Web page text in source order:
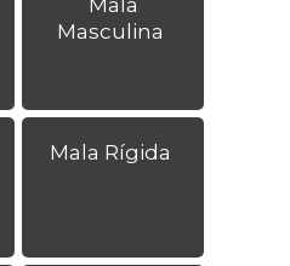
Masculina
Mala Rígida